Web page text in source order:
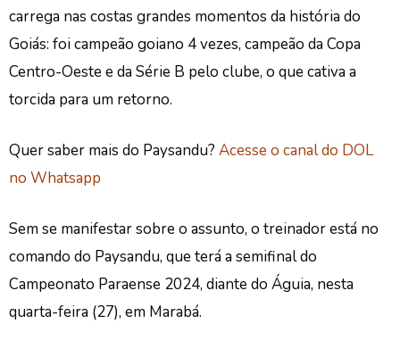
carrega nas costas grandes momentos da história do
Goiás: foi campeão goiano 4 vezes, campeão da Copa
Centro-Oeste e da Série B pelo clube, o que cativa a
torcida para um retorno.
Quer saber mais do Paysandu? Acesse o canal do DOL
no Whatsapp
Sem se manifestar sobre o assunto, o treinador está no
comando do Paysandu, que terá a semifinal do
Campeonato Paraense 2024, diante do Águia, nesta
quarta-feira (27), em Marabá.